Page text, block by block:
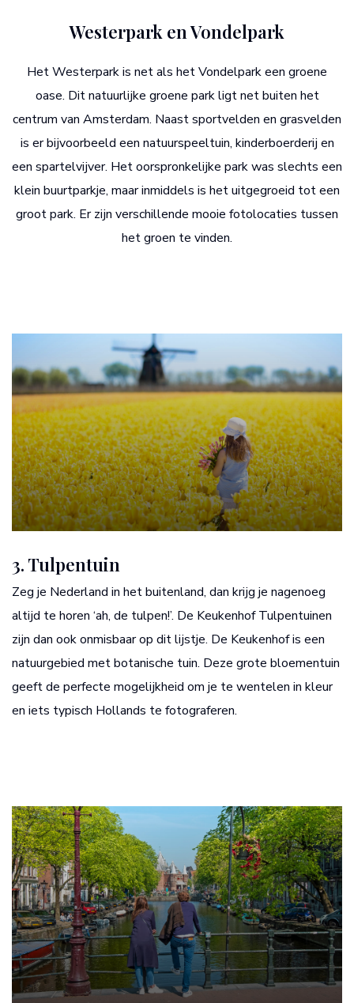
Westerpark en Vondelpark
Het Westerpark is net als het Vondelpark een groene
oase. Dit natuurlijke groene park ligt net buiten het
centrum van Amsterdam. Naast sportvelden en grasvelden
is er bijvoorbeeld een natuurspeeltuin, kinderboerderij en
een spartelvijver. Het oorspronkelijke park was slechts een
klein buurtparkje, maar inmiddels is het uitgegroeid tot een
groot park. Er zijn verschillende mooie fotolocaties tussen
het groen te vinden.
3. Tulpentuin
Zeg je Nederland in het buitenland, dan krijg je nagenoeg
altijd te horen ‘ah, de tulpen!’. De Keukenhof Tulpentuinen
zijn dan ook onmisbaar op dit lijstje. De Keukenhof is een
natuurgebied met botanische tuin. Deze grote bloementuin
geeft de perfecte mogelijkheid om je te wentelen in kleur
en iets typisch Hollands te fotograferen.